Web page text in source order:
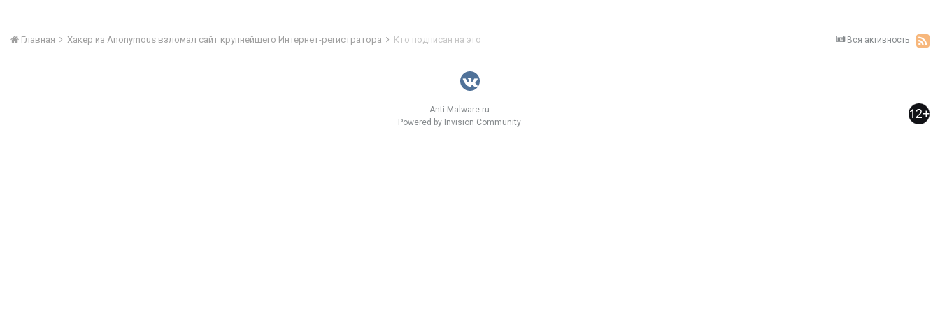
Вся активность
Главная Хакер из Anonymous взломал сайт крупнейшего Интернет-регистратора Кто подписан на это
Anti-Malware.ru
Powered by Invision Community